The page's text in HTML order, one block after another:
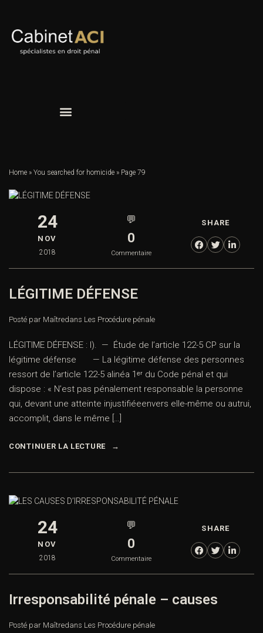
Home » You searched for homicide » Page 79
24
NOV
2018
💬
0
Commentaire
SHARE
LÉGITIME DÉFENSE
Posté par Maîtredans Les Procédure pénale
LÉGITIME DÉFENSE : I). — Étude de l’article 122-5 CP sur la
légitime défense — La légitime défense des personnes
ressort de l’article 122-5 alinéa 1ᵉʳ du Code pénal et qui
dispose : « N’est pas pénalement responsable la personne
qui, devant une atteinte injustifiéeenvers elle-même ou autrui,
accomplit, dans le même […]
CONTINUER LA LECTURE
24
NOV
2018
💬
0
Commentaire
SHARE
Irresponsabilité pénale – causes
Posté par Maîtredans Les Procédure pénale